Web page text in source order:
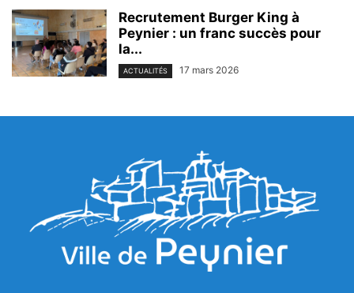
Recrutement Burger King à
Peynier : un franc succès pour
la...
ACTUALITÉS 17 mars 2026